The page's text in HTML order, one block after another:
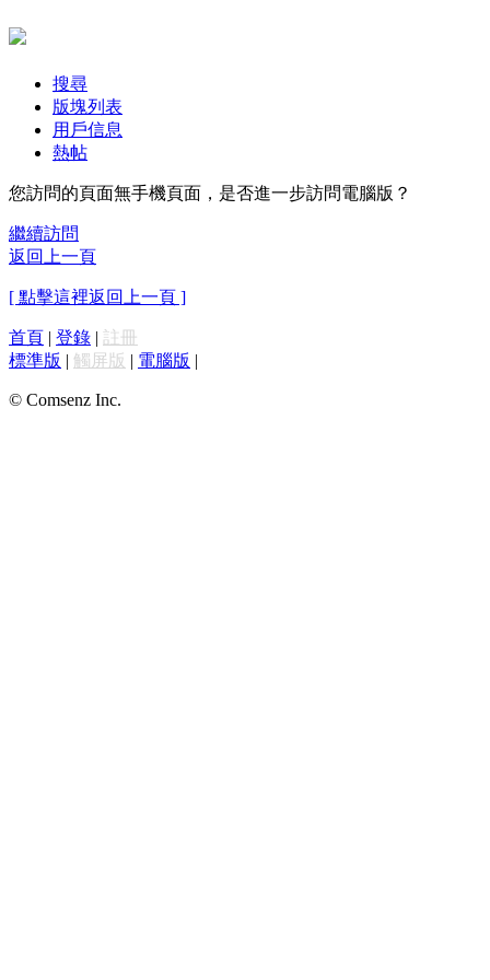
搜尋
版塊列表
用戶信息
熱帖
您訪問的頁面無手機頁面，是否進一步訪問電腦版？
繼續訪問
返回上一頁
[ 點擊這裡返回上一頁 ]
首頁 | 登錄 | 註冊
標準版 | 觸屏版 | 電腦版 |
© Comsenz Inc.